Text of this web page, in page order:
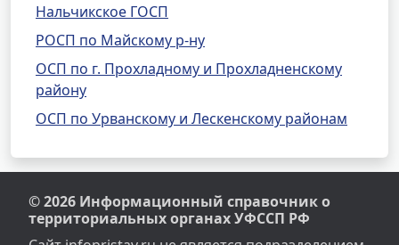
Нальчикское ГОСП
РОСП по Майскому р-ну
ОСП по г. Прохладному и Прохладненскому
району
ОСП по Урванскому и Лескенскому районам
© 2026 Информационный справочник о
территориальных органах УФССП РФ